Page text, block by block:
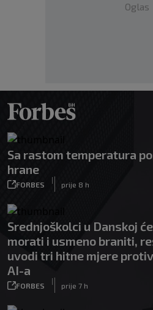
Oglas
Sa rastom temperatura
hrane
FORBES
|
prije 8 h
Srednjoškolci u Danskoj
morati i usmeno braniti,
uvodi tri hitne mjere
AI-a
FORBES
|
prije 7 h